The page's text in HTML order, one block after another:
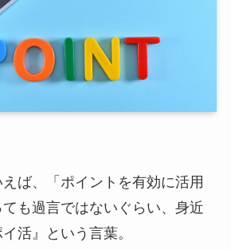
ば、「ポイントを有効に活用
も過言ではないぐらい、身近
活』という言葉。